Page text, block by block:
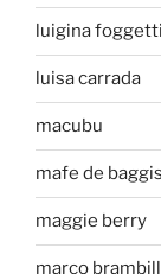
luigina foggetti
luisa carrada
macubu
mafe de baggis
maggie berry
marco